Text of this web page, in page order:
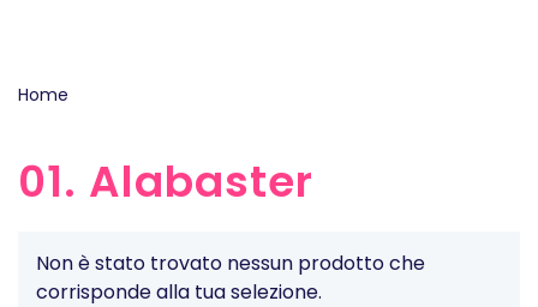
Home
01. Alabaster
Non è stato trovato nessun prodotto che
corrisponde alla tua selezione.